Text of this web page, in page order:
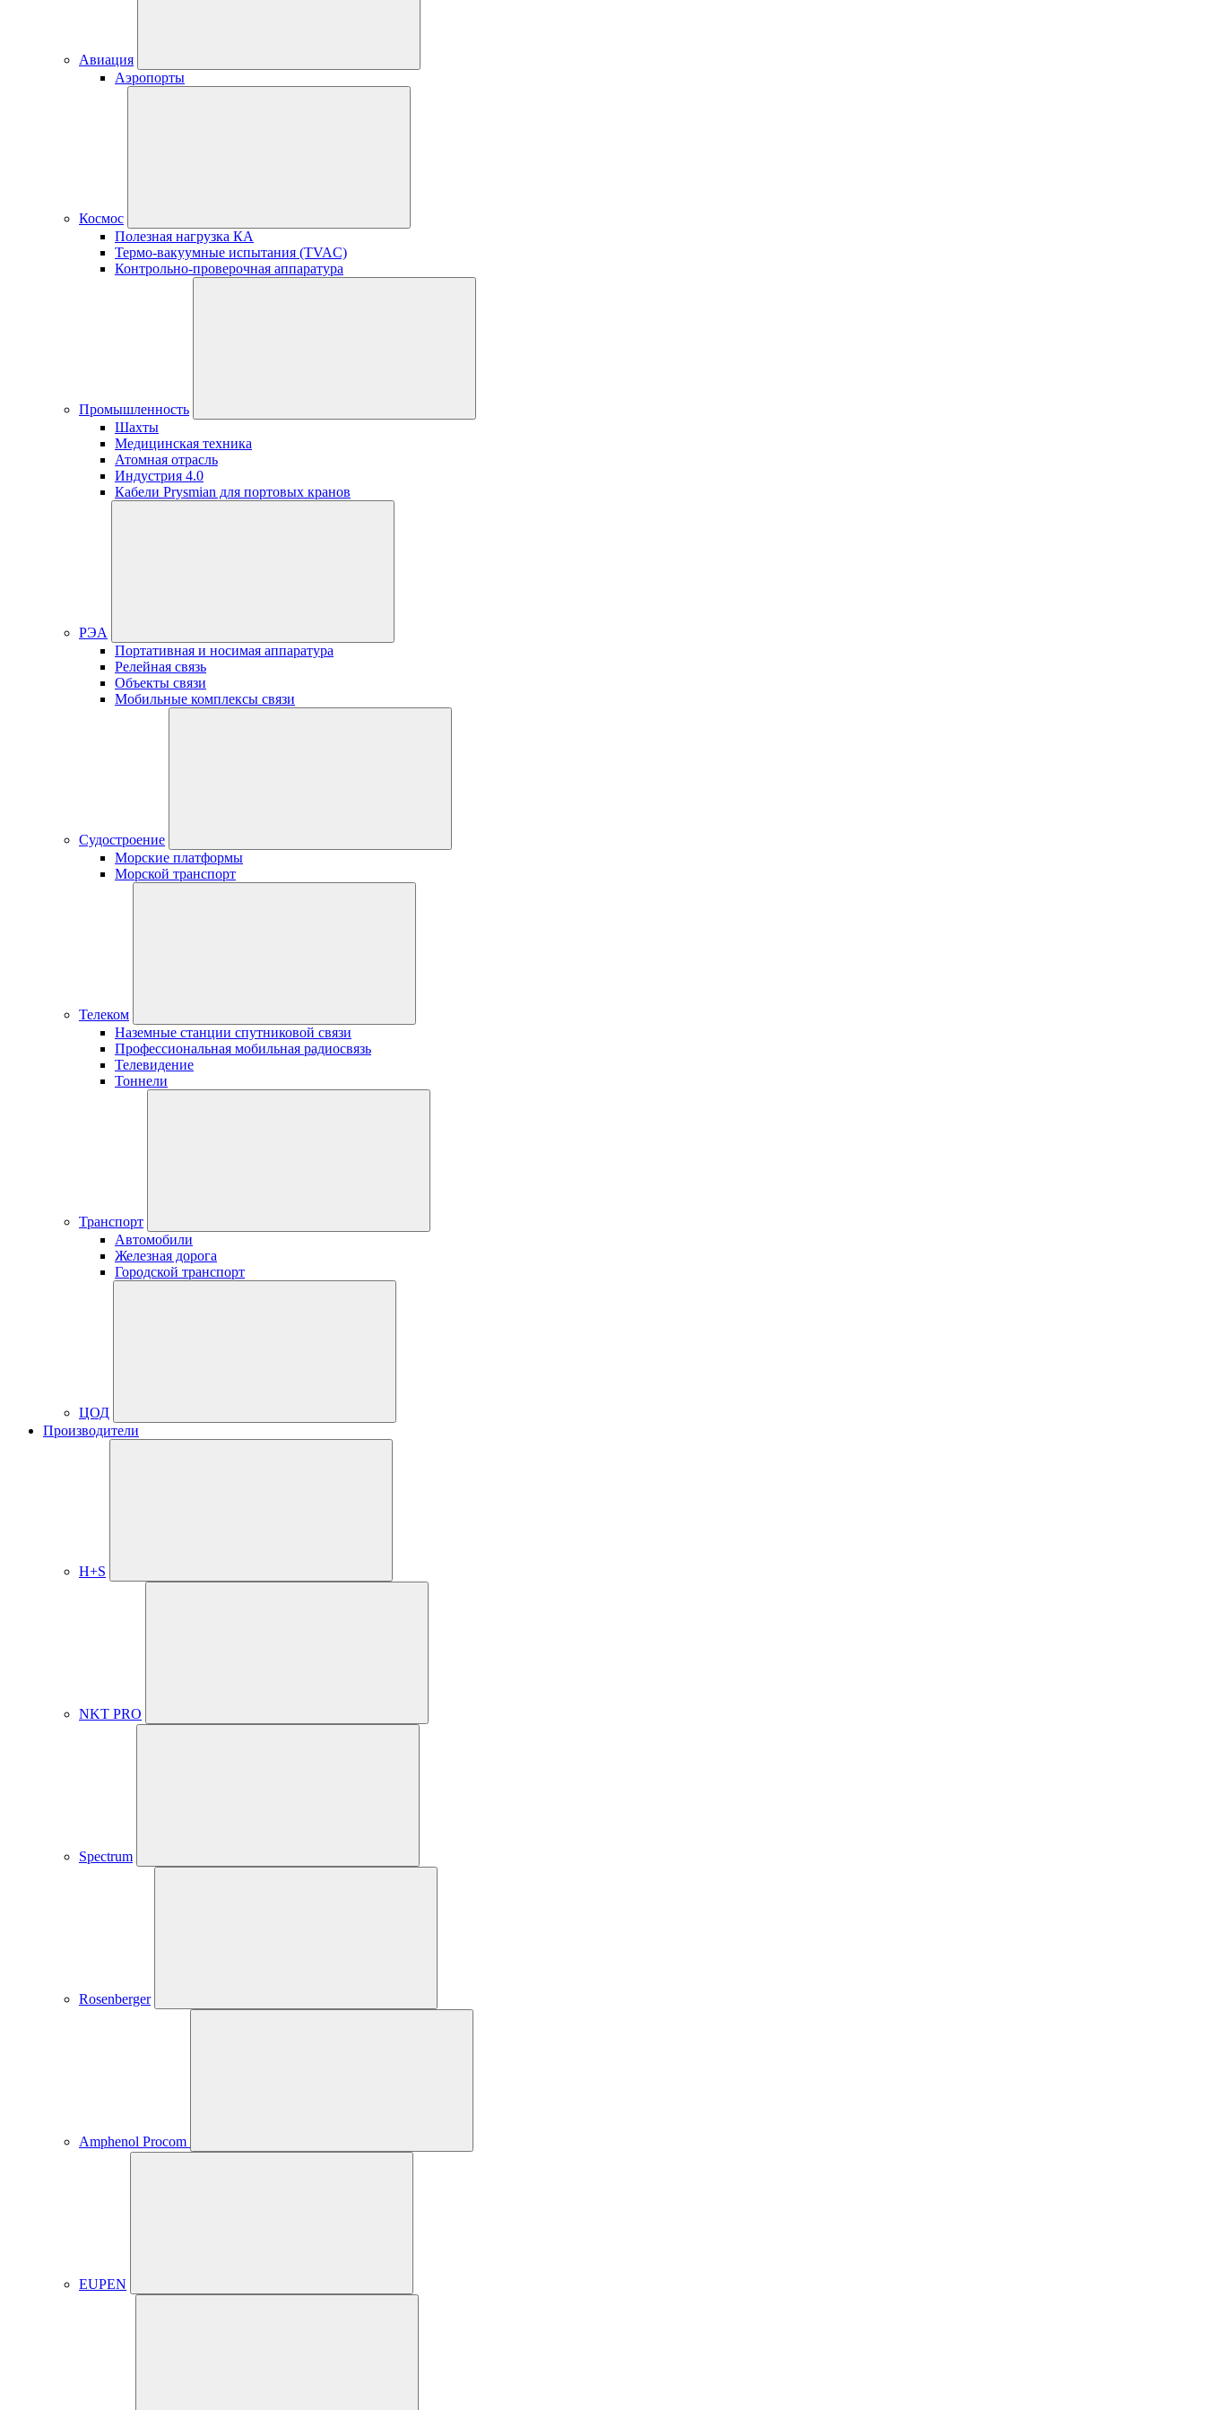
Авиация
Аэропорты
Космос
Полезная нагрузка КА
Термо-вакуумные испытания (TVAC)
Контрольно-проверочная аппаратура
Промышленность
Шахты
Медицинская техника
Атомная отрасль
Индустрия 4.0
Кабели Prysmian для портовых кранов
РЭА
Портативная и носимая аппаратура
Релейная связь
Объекты связи
Мобильные комплексы связи
Судостроение
Морские платформы
Морской транспорт
Телеком
Наземные станции спутниковой связи
Профессиональная мобильная радиосвязь
Телевидение
Тоннели
Транспорт
Автомобили
Железная дорога
Городской транспорт
ЦОД
Производители
H+S
NKT PRO
Spectrum
Rosenberger
Amphenol Procom
EUPEN